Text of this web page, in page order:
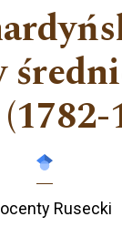
Rusecki